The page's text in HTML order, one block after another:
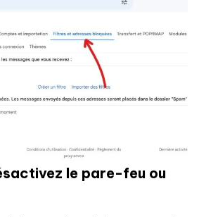
le pare-feu ou